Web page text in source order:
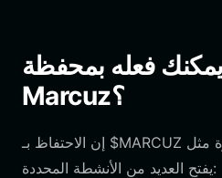
فعله بمحفظة
Marcuz؟
إن الاحتفاظ بـ $MARCUZ في محفظة قادرة مثل Bitget
يفتح العديد من الأنشطة المحددة: